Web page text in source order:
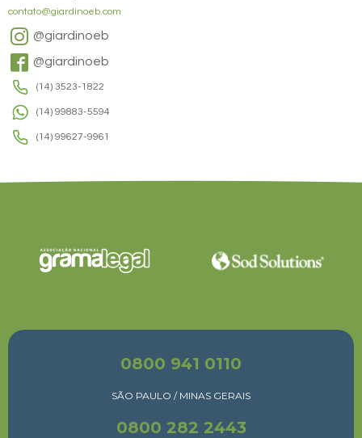
contato@giardinoeb.com
@giardinoeb
@giardinoeb
(14) 3523-1822
(14) 99883-5594
(14) 99627-9961
0800 941 0110
SÃO PAULO / MINAS GERAIS
0800 282 2443